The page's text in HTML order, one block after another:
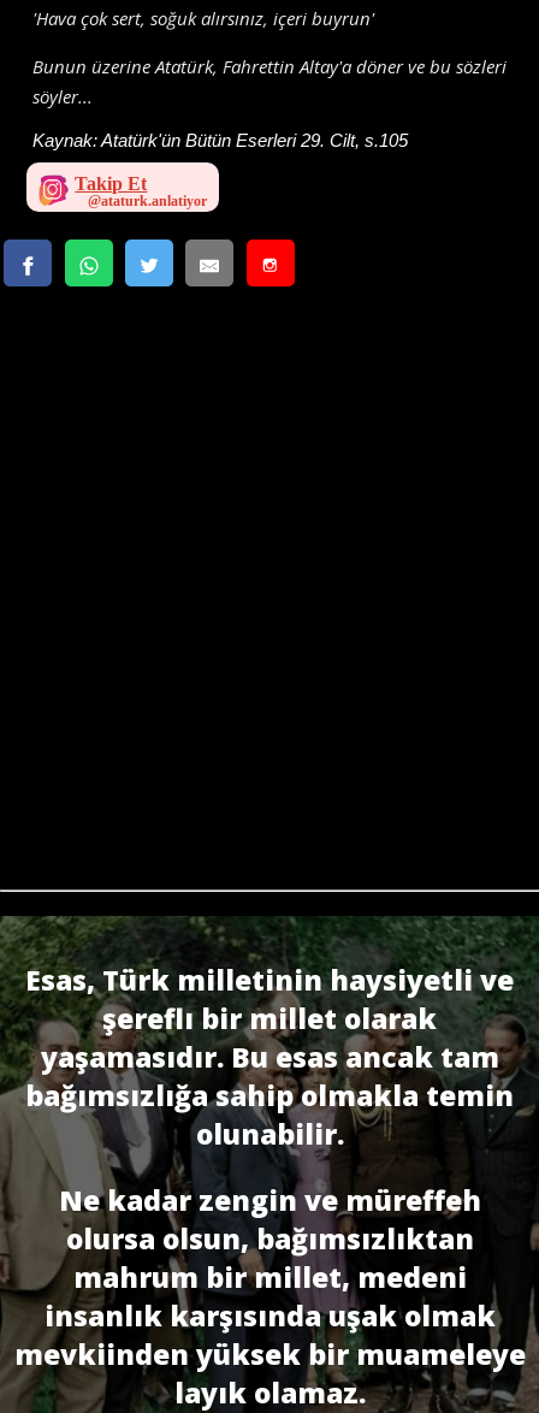
'Hava çok sert, soğuk alırsınız, içeri buyrun'
Bunun üzerine Atatürk, Fahrettin Altay'a döner ve bu sözleri
söyler...
Kaynak:Atatürk'ün Bütün Eserleri 29. Cilt, s.105
Takip Et
Esas, Türk milletinin haysiyetli ve
şereflı bir millet olarak
yaşamasıdır. Bu esas ancak tam
bağımsızlığa sahip olmakla temin
olunabilir.
Ne kadar zengin ve müreffeh
olursa olsun, bağımsızlıktan
mahrum bir millet, medeni
insanlık karşısında uşak olmak
mevkiinden yüksek bir muameleye
layık olamaz.